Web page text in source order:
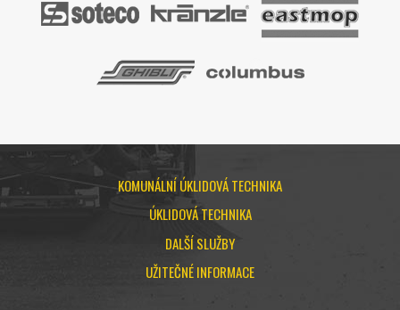
KOMUNÁLNÍ ÚKLIDOVÁ TECHNIKA
ÚKLIDOVÁ TECHNIKA
DALŠÍ SLUŽBY
UŽITEČNÉ INFORMACE